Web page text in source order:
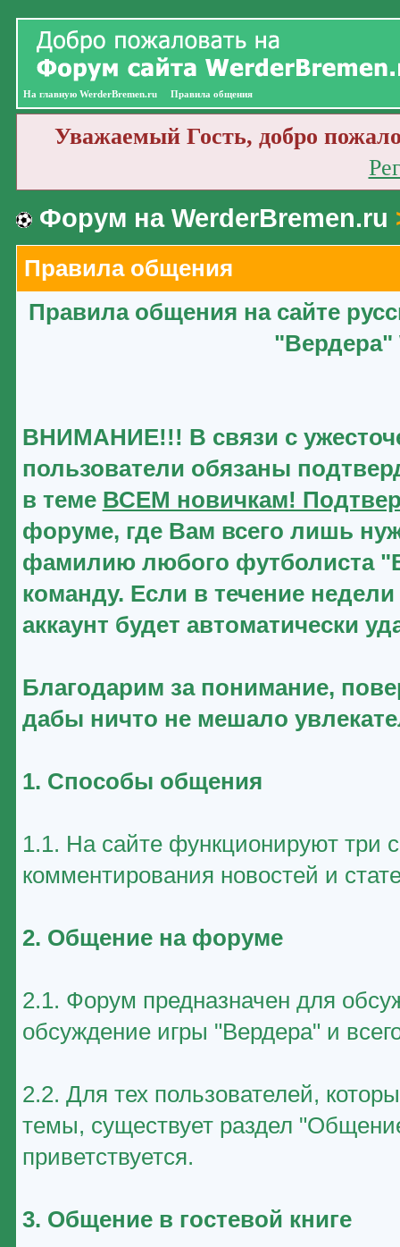
На главную WerderBremen.ru Правила общения
Уважаемый Гость, добро
Форум на WerderBremen.ru
Правила общения
Правила общения на сайте
"Вердера"
ВНИМАНИЕ!!! В связи с
пользователи обязаны
в теме ВСЕМ новичкам!
форуме, где Вам всего лишь
фамилию любого футболиста
команду. Если в течение
аккаунт будет автоматически
Благодарим за понимание,
дабы ничто не мешало
1. Способы общения
1.1. На сайте функционируют три
комментирования новостей и
2. Общение на форуме
2.1. Форум предназначен для
обсуждение игры "Вердера" и
2.2. Для тех пользователей,
темы, существует раздел
приветствуется.
3. Общение в гостевой книге